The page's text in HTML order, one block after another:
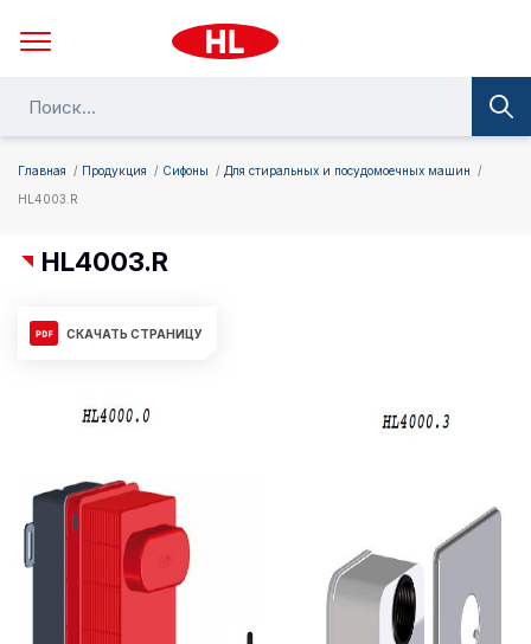
Главная Продукция Сифоны
Для стиральных и посудомоечных машин
HL4003.R
HL4003.R
СКАЧАТЬ СТРАНИЦУ